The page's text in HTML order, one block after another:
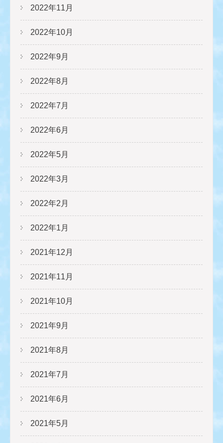
2022年11月
2022年10月
2022年9月
2022年8月
2022年7月
2022年6月
2022年5月
2022年3月
2022年2月
2022年1月
2021年12月
2021年11月
2021年10月
2021年9月
2021年8月
2021年7月
2021年6月
2021年5月